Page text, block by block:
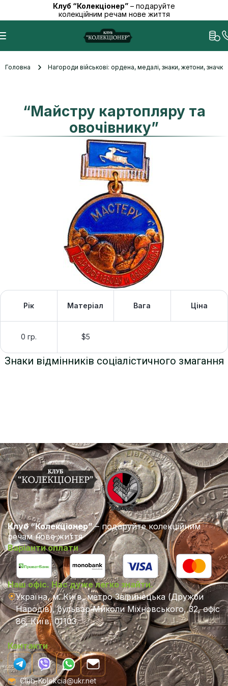
Клуб “Колекціонер” – подаруйте
колекційним речам нове життя
Головна Нагороди військові: ордена, медалі, знаки, жетони,
“Майстру картопляру та
овочівнику”
Рік Матеріал Вага Ціна
0 гр. $5
Знаки відмінників соціалістичного змагання
Клуб “Колекціонер”– подаруйте колекційним
речам нове життя
Варіанти оплати
Наш офіс. Нас дуже легко знайти.
Україна, м. Київ, метро Звіринецька (Дружби
Народів), бульвар Миколи Міхновського, 32, офіс
86, Київ, 01103
Контакти
Club-Kolekcia@ukr.net